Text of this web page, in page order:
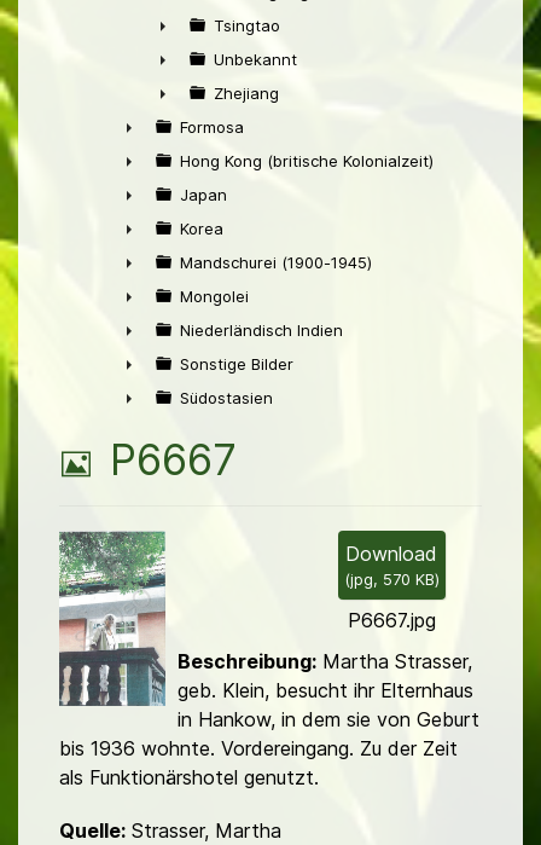
►
►
Tsingtao
►
Unbekannt
►
Zhejiang
►
Formosa
►
Hong Kong (britische Kolonialzeit)
►
Japan
►
Korea
►
Mandschurei (1900-1945)
►
Mongolei
►
Niederländisch Indien
►
Sonstige Bilder
Südostasien
B
l
d
P6667
Download
(jpg, 570 KB)
P6667.jpg
Beschreibung:Martha Strasser,
geb. Klein, besucht ihr Elternhaus
in Hankow, in dem sie von Geburt
bis 1936 wohnte. Vordereingang. Zu der Zeit
als Funktionärs­hotel genutzt.
Quelle: Strasser, Martha